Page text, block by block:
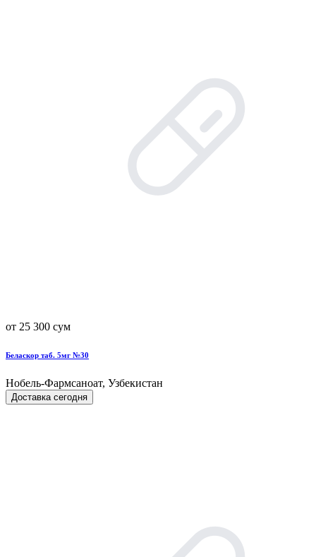
от 25 300 сум
Беласкор таб. 5мг №30
Нобель-Фармсаноат, Узбекистан
Доставка сегодня